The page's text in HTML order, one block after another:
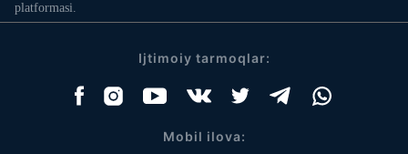
platformasi.
Ijtimoiy tarmoqlar:
Mobil ilova: